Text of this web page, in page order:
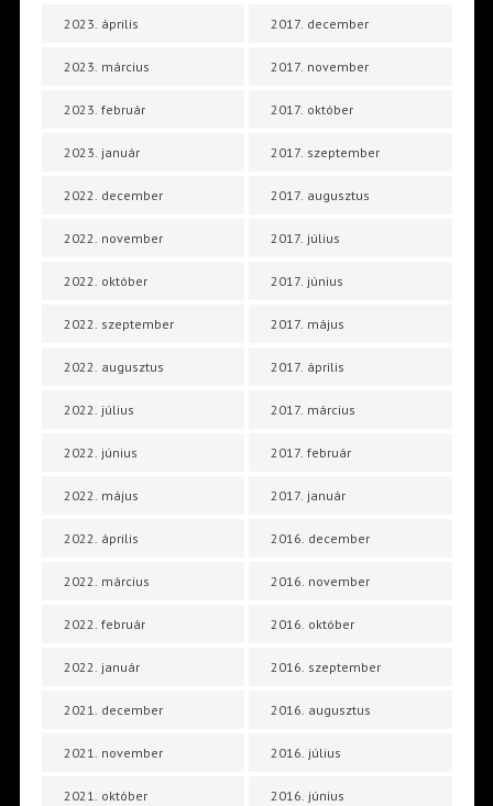
2023. április
2023. március
2023. február
2023. január
2022. december
2022. november
2022. október
2022. szeptember
2022. augusztus
2022. július
2022. június
2022. május
2022. április
2022. március
2022. február
2022. január
2021. december
2021. november
2021. október
2017. december
2017. november
2017. október
2017. szeptember
2017. augusztus
2017. július
2017. június
2017. május
2017. április
2017. március
2017. február
2017. január
2016. december
2016. november
2016. október
2016. szeptember
2016. augusztus
2016. július
2016. június